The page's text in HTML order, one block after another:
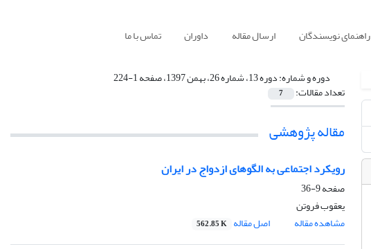
راهنمای نویسندگان ارسال مقاله داوران تماس با ما
دوره و شماره:دوره 13، شماره 26، بهمن 1397، صفحه 1-224
تعداد مقالات: 7
مقاله پژوهشی
رویکرد اجتماعی به الگوهای ازدواج در ایران
صفحه9-36
یعقوب فروتن
مشاهده مقاله
اصل مقاله 562.85 K